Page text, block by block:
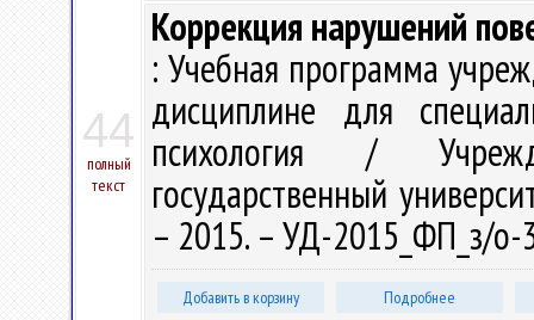
44
полный
текст
Коррекция нарушений
: Учебная программа
дисциплине для
психология /
государственный
– 2015. – УД-2015_ФП_з/
Добавить в корзину Подробнее